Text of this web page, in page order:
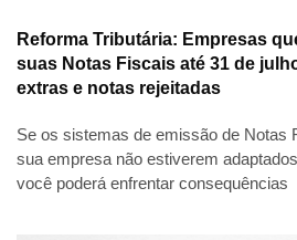
Reforma Tributária: Empresas
suas Notas Fiscais até 31 de
extras e notas rejeitadas
Se os sistemas de emissão de Notas
sua empresa não estiverem
você poderá enfrentar consequências